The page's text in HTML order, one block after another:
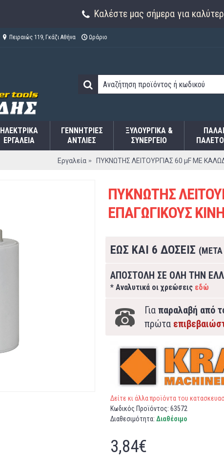
Καλέστε μας σήμερα για
Πειραιώς 119, Γκάζι Αθήνα Ωράριο
ΗΛΕΚΤΡΙΚΆ
ΕΡΓΑΛΕΊΑ
ΓΕΝΝΉΤΡΙΕΣ
ΑΝΤΛΊΕΣ
ΞΥΛΟΥΡΓΙΚΑ &
ΣΥΝΕΡΓΕΙΟ
Εργαλεία ΠΥΚΝΩΤΗΣ ΛΕΙΤΟΥΡΓΙΑΣ 60 μF ΜΕ
ΠΥΚΝΩΤΗΣ
ΕΠΑΓΩΓΙΚΟΥΣ
ΕΩΣ ΚΑΙ 6 ΔΟΣΕΙΣ (ΜΕΤΑ
ΑΠΟΣΤΟΛΗ ΣΕ ΟΛΗ ΤΗΝ
* Αναλυτικά οι χρεώσεις εδώ
Για παραλαβή από
πρώτα
Δείτε κι άλλα προϊόντα του
Κωδικός Προϊόντος: 63572
Διαθεσιμότητα: Διαθέσιμο
3,84€